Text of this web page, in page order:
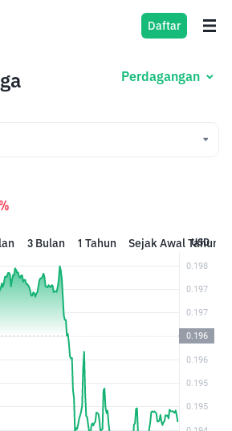
Daftar
Perdagangan
3 Bulan 1 Tahun Sejak Awal Tahun
USD